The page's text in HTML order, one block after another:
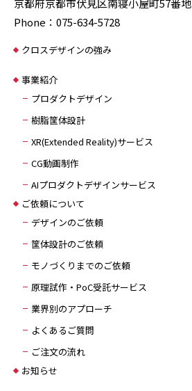
京都府京都市伏見区南寝小屋町57番地
Phone：075-634-5728
クロスデザインの強み
事業紹介
プロダクトデザイン
樹脂筐体設計
XR(Extended Reality)サービス
CG動画制作
AIプロダクトデザインサービス
ご依頼について
デザインのご依頼
筐体設計のご依頼
モノづくりまでのご依頼
原理試作・PoC受託サービス
業界別のアプローチ
よくあるご質問
ご注文の流れ
お知らせ